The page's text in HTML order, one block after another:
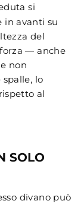
si
in avanti su
del
— anche
non
lo
al
SOLO
divano può